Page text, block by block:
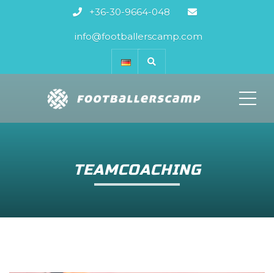
+36-30-9664-048
info@footballerscamp.com
TEAMCOACHING